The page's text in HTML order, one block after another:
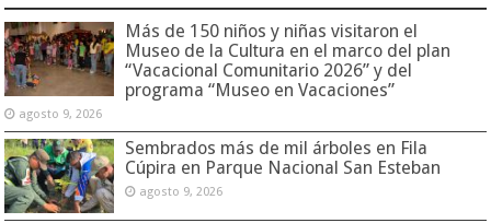
Más de 150 niños y niñas visitaron el
Museo de la Cultura en el marco del plan
“Vacacional Comunitario 2026” y del
programa “Museo en Vacaciones”
agosto 9, 2026
Sembrados más de mil árboles en Fila
Cúpira en Parque Nacional San Esteban
agosto 9, 2026